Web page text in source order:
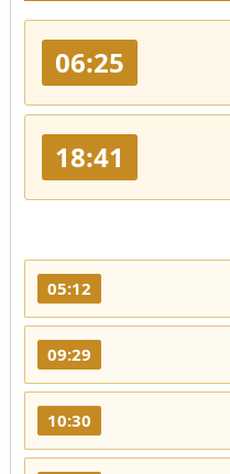
06:25
18:41
05:12
09:29
10:30